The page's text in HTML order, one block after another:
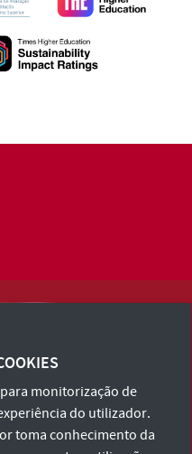
e Política de Privacidade
monitorização de
do utilizador.
toma conhecimento da